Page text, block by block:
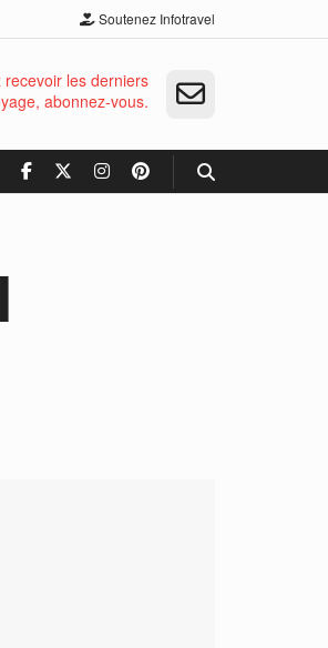
Soutenez Infotravel
recevoir les derniers
abonnez-vous.